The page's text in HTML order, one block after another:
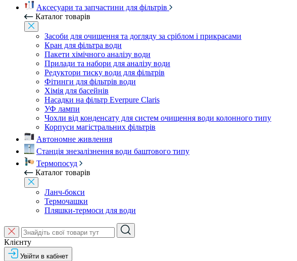
Аксесуари та запчастини для фільтрів
Каталог товарів
Засоби для очищення та догляду за сріблом і прикрасами
Кран для фільтра води
Пакети хімічного аналізу води
Прилади та набори для аналізу води
Редуктори тиску води для фільтрів
Фітинги для фільтрів води
Хімія для басейнів
Насадки на фільтр Everpure Claris
УФ лампи
Чохли від конденсату для систем очищення води колонного типу
Корпуси магістральних фільтрів
Автономне живлення
Станція знезалізнення води баштового типу
Термопосуд
Каталог товарів
Ланч-бокси
Термочашки
Пляшки-термоси для води
Клієнту
Увійти в кабінет